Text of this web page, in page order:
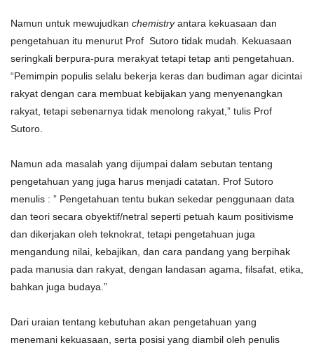
Namun untuk mewujudkan chemistryantara kekuasaan dan
pengetahuan itu menurut Prof Sutoro tidak mudah. Kekuasaan
seringkali berpura-pura merakyat tetapi tetap anti pengetahuan.
“Pemimpin populis selalu bekerja keras dan budiman agar dicintai
rakyat dengan cara membuat kebijakan yang menyenangkan
rakyat, tetapi sebenarnya tidak menolong rakyat,” tulis Prof
Sutoro.
Namun ada masalah yang dijumpai dalam sebutan tentang
pengetahuan yang juga harus menjadi catatan. Prof Sutoro
menulis : ” Pengetahuan tentu bukan sekedar penggunaan data
dan teori secara obyektif/netral seperti petuah kaum positivisme
dan dikerjakan oleh teknokrat, tetapi pengetahuan juga
mengandung nilai, kebajikan, dan cara pandang yang berpihak
pada manusia dan rakyat, dengan landasan agama, filsafat, etika,
bahkan juga budaya.”
Dari uraian tentang kebutuhan akan pengetahuan yang
menemani kekuasaan, serta posisi yang diambil oleh penulis